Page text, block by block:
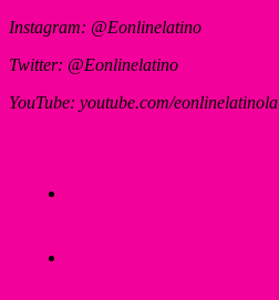
Instagram: @Eonlinelatino
Twitter: @Eonlinelatino
YouTube: youtube.com/eonlinelatinola